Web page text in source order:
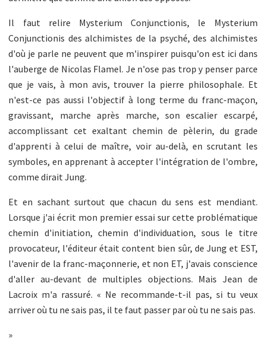
Il faut relire Mysterium Conjunctionis, le Mysterium
Conjunctionis des alchimistes de la psyché, des alchimistes
d'où je parle ne peuvent que m'inspirer puisqu'on est ici dans
l'auberge de Nicolas Flamel. Je n'ose pas trop y penser parce
que je vais, à mon avis, trouver la pierre philosophale. Et
n'est-ce pas aussi l'objectif à long terme du franc-maçon,
gravissant, marche après marche, son escalier escarpé,
accomplissant cet exaltant chemin de pèlerin, du grade
d'apprenti à celui de maître, voir au-delà, en scrutant les
symboles, en apprenant à accepter l'intégration de l'ombre,
comme dirait Jung.
Et en sachant surtout que chacun du sens est mendiant.
Lorsque j'ai écrit mon premier essai sur cette problématique
chemin d'initiation, chemin d'individuation, sous le titre
provocateur, l'éditeur était content bien sûr, de Jung et EST,
l'avenir de la franc-maçonnerie, et non ET, j'avais conscience
d'aller au-devant de multiples objections. Mais Jean de
Lacroix m'a rassuré. « Ne recommande-t-il pas, si tu veux
arriver où tu ne sais pas, il te faut passer par où tu ne sais pas.
»